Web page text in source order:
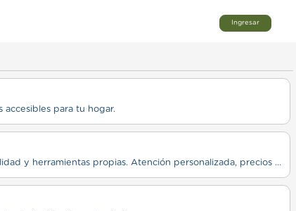
Ingresar
para tu hogar.
Mantenimiento de parques y jardines: corte de césped, poda, limpieza y diseño. Trabajo prolijo, puntualidad y herramientas propias. Atención personalizada, precios accesibles y espacios verdes siempre cuidados.